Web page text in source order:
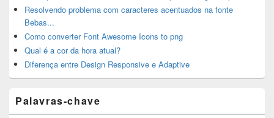
Resolvendo problema com caracteres acentuados na fonte
Bebas...
Como converter Font Awesome Icons to png
Qual é a cor da hora atual?
Diferença entre Design Responsive e Adaptive
Palavras-chave